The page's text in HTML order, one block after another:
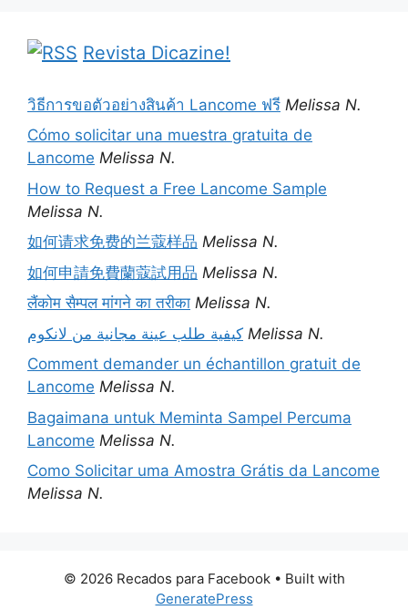
Revista Dicazine!
วิธีการขอตัวอย่างสินค้า Lancome ฟรี Melissa N.
Cómo solicitar una muestra gratuita de
Lancome Melissa N.
How to Request a Free Lancome Sample
Melissa N.
如何请求免费的兰蔻样品 Melissa N.
如何申請免費蘭蔻試用品 Melissa N.
लैंकोम सैम्पल मांगने का तरीका Melissa N.
كيفية طلب عينة مجانية من لانكوم Melissa N.
Comment demander un échantillon gratuit de
Lancome Melissa N.
Bagaimana untuk Meminta Sampel Percuma
Lancome Melissa N.
Como Solicitar uma Amostra Grátis da Lancome
Melissa N.
© 2026 Recados para Facebook• Built with
GeneratePress